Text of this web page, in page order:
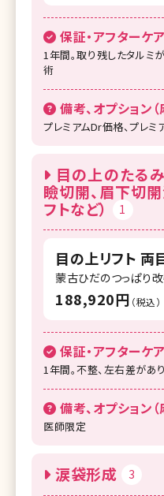
保証・アフターケア
1年間。取り残したタル
術
備考、オプション（
プレミアムDr価格、プレ
目の上のたる
瞼切開、眉下切開
フトなど）
1
目の上リフト 両
蒙古ひだのつっぱり
188,920円 （税込）
保証・アフターケア
1年間。不整、左右差が
備考、オプション（
医師限定
涙袋形成 3